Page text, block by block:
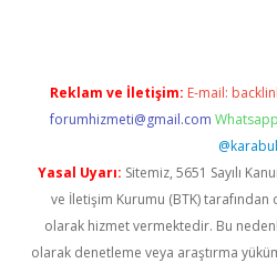
Reklam ve İletişim: E-mail:
forumhizmeti@gmail.com
@karabul
Yasal Uyarı: Sitemiz, 5651 Sayılı
ve İletişim Kurumu (BTK) tarafından
olarak hizmet vermektedir. Bu
olarak denetleme veya araştırma